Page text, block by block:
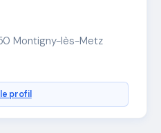
Montigny-lès-Metz
profil